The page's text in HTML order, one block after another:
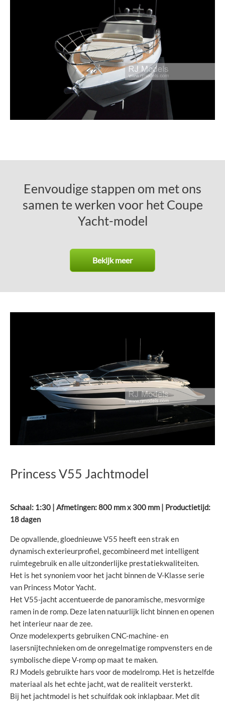
Eenvoudige stappen om met ons
samen te werken voor het Coupe
Yacht-model
Bekijk meer
Princess V55 Jachtmodel
Schaal: 1:30 | Afmetingen: 800 mm x 300 mm | Productietijd:
18 dagen
De opvallende, gloednieuwe V55 heeft een strak en
dynamisch exterieurprofiel, gecombineerd met intelligent
ruimtegebruik en alle uitzonderlijke prestatiekwaliteiten.
Het is het synoniem voor het jacht binnen de V-Klasse serie
van Princess Motor Yacht.
Het V55-jacht accentueerde de panoramische, mesvormige
ramen in de romp. Deze laten natuurlijk licht binnen en openen
het interieur naar de zee.
Onze modelexperts gebruiken CNC-machine- en
lasersnijtechnieken om de onregelmatige rompvensters en de
symbolische diepe V-romp op maat te maken.
RJ Models gebruikte hars voor de modelromp. Het is hetzelfde
materiaal als het echte jacht, wat de realiteit versterkt.
Bij het jachtmodel is het schuifdak ook inklapbaar. Met dit